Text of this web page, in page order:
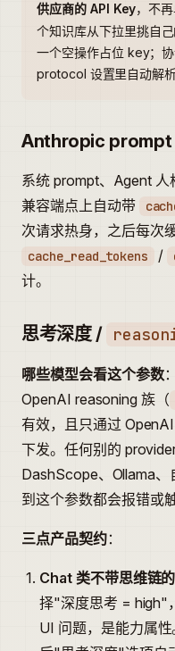
供应商的 API Key，不
个知识库从下拉里挑自
一个空操作占位 key；
protocol 设置里自动解析
Anthropic prompt
系统 prompt、Agent
兼容端点上自动带
次请求热身，之后每次
cache_read_tokens /
计。
思考深度 /
哪些模型会看这个参数：
OpenAI reasoning 族（
有效，且只通过
下发。任何别的
DashScope、Ollama
到这个参数都会报错或
三点产品契约：
Chat 类不带思维链
择"深度思考 = high"
UI 问题，是能力属